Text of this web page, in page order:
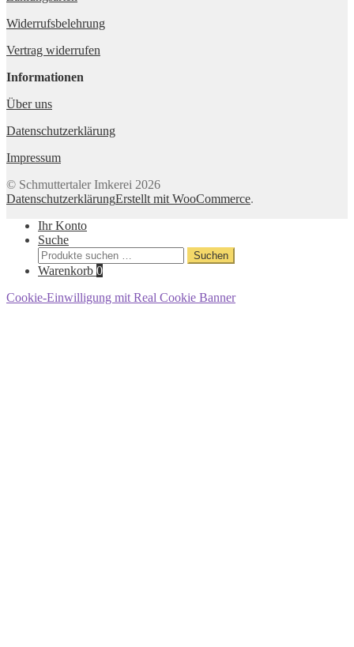
Widerrufsbelehrung
Vertrag widerrufen
Informationen
Über uns
Datenschutzerklärung
Impressum
© Schmuttertaler Imkerei 2026
DatenschutzerklärungErstellt mit WooCommerce.
Ihr Konto
Suche
Suche
nach:
Suchen
Warenkorb 0
Cookie-Einwilligung mit Real Cookie Banner